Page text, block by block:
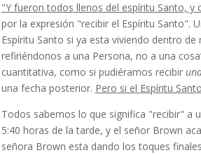
"Y fueron todos llenos del espíritu Santo,
por la expresión "recibir el Espíritu Santo".
Espíritu Santo si ya esta viviendo dentro
refiriéndonos a una Persona, no a una
cuantitativa, como si pudiéramos recibir
una fecha pos­terior. Pero si el Espíritu
Todos sabemos lo que significa "recibir" a
5:40 horas de la tarde, y el señor Brown
señora Brown esta dando los toques